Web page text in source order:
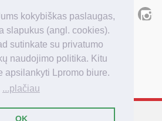
kokybiškas paslaugas,
slapukus (angl. cookies).
sutinkate su privatumo
naudojimo politika. Kitu
apsilankyti Lpromo biure.
...plačiau
OK